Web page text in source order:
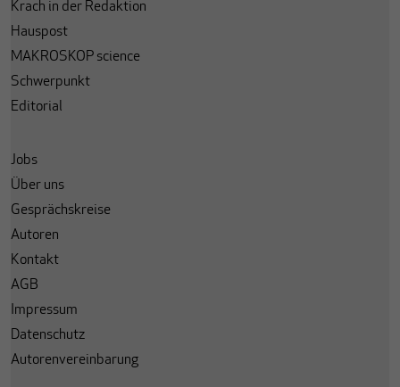
Krach in der Redaktion
Hauspost
MAKROSKOP science
Schwerpunkt
Editorial
Jobs
Über uns
Gesprächskreise
Autoren
Kontakt
AGB
Impressum
Datenschutz
Autorenvereinbarung